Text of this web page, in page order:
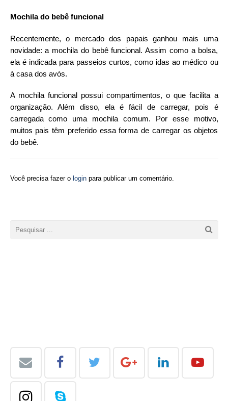
Mochila do bebê funcional
Recentemente, o mercado dos papais ganhou mais uma
novidade: a mochila do bebê funcional. Assim como a bolsa,
ela é indicada para passeios curtos, como idas ao médico ou
à casa dos avós.
A mochila funcional possui compartimentos, o que facilita a
organização. Além disso, ela é fácil de carregar, pois é
carregada como uma mochila comum. Por esse motivo,
muitos pais têm preferido essa forma de carregar os objetos
do bebê.
Você precisa fazer o loginpara publicar um comentário.